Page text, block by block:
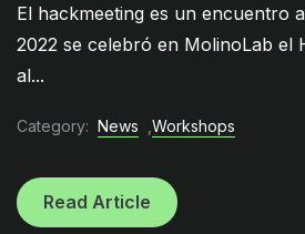
El hackmeeting es un encuentro
2022 se celebró en MolinoLab
al...
Category: News ,Workshops
Read Article